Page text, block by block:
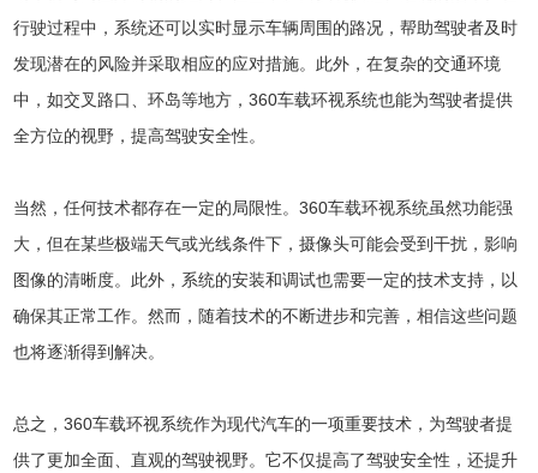
行驶过程中，系统还可以实时显示车辆周围的路况，帮助驾驶者及时
发现潜在的风险并采取相应的应对措施。此外，在复杂的交通环境
中，如交叉路口、环岛等地方，360车载环视系统也能为驾驶者提供
全方位的视野，提高驾驶安全性。
当然，任何技术都存在一定的局限性。360车载环视系统虽然功能强
大，但在某些极端天气或光线条件下，摄像头可能会受到干扰，影响
图像的清晰度。此外，系统的安装和调试也需要一定的技术支持，以
确保其正常工作。然而，随着技术的不断进步和完善，相信这些问题
也将逐渐得到解决。
总之，360车载环视系统作为现代汽车的一项重要技术，为驾驶者提
供了更加全面、直观的驾驶视野。它不仅提高了驾驶安全性，还提升